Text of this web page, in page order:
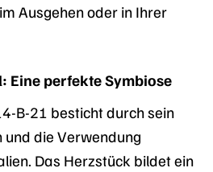
Ausgehen oder in Ihrer
Eine perfekte Symbiose
B-21 besticht durch sein
die Verwendung
Das Herzstück bildet ein